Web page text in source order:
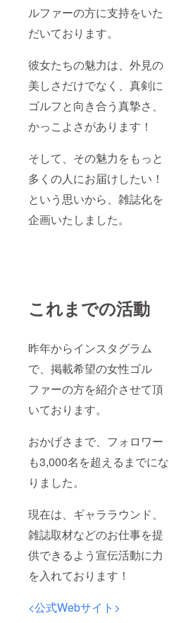
ルファーの方に支持をいた
だいております。
彼女たちの魅力は、外見の
美しさだけでなく、真剣に
ゴルフと向き合う真摯さ、
かっこよさがあります！
そして、その魅力をもっと
多くの人にお届けしたい！
という思いから、雑誌化を
企画いたしました。
これまでの活動
昨年からインスタグラム
で、掲載希望の女性ゴル
ファーの方を紹介させて頂
いております。
おかげさまで、フォロワー
も3,000名を超えるまでにな
りました。
現在は、ギャララウンド、
雑誌取材などのお仕事を提
供できるよう宣伝活動に力
を入れております！
<公式Webサイト>